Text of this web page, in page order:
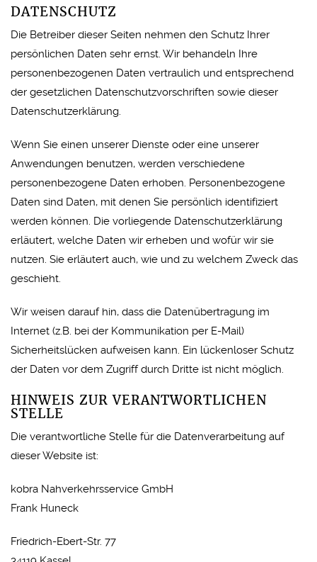
DATENSCHUTZ
Die Betreiber dieser Seiten nehmen den Schutz Ihrer
persönlichen Daten sehr ernst. Wir behandeln Ihre
personenbezogenen Daten vertraulich und entsprechend
der gesetzlichen Datenschutzvorschriften sowie dieser
Datenschutzerklärung.
Wenn Sie einen unserer Dienste oder eine unserer
Anwendungen benutzen, werden verschiedene
personenbezogene Daten erhoben. Personenbezogene
Daten sind Daten, mit denen Sie persönlich identifiziert
werden können. Die vorliegende Datenschutzerklärung
erläutert, welche Daten wir erheben und wofür wir sie
nutzen. Sie erläutert auch, wie und zu welchem Zweck das
geschieht.
Wir weisen darauf hin, dass die Datenübertragung im
Internet (z.B. bei der Kommunikation per E-Mail)
Sicherheitslücken aufweisen kann. Ein lückenloser Schutz
der Daten vor dem Zugriff durch Dritte ist nicht möglich.
HINWEIS ZUR VERANTWORTLICHEN
STELLE
Die verantwortliche Stelle für die Datenverarbeitung auf
dieser Website ist:
kobra Nahverkehrsservice GmbH
Frank Huneck
Friedrich-Ebert-Str. 77